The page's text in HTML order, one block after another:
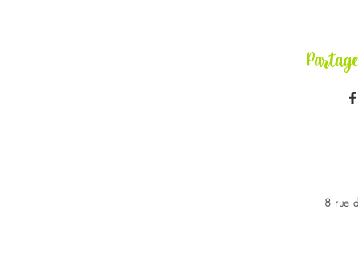
8 rue